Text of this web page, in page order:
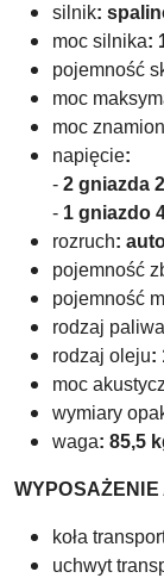
silnik:
moc silnika:
pojemność
moc
moc
napięcie:
- 2 gniazda
- 1 gniazdo
rozruch:
pojemność
pojemność
rodzaj paliwa
rodzaj oleju:
moc
wymiary
waga: 85,5
koła
uchwyt